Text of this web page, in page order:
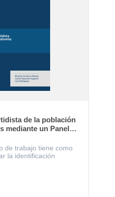
de la población
mediante un Panel
de trabajo tiene como
la identificación